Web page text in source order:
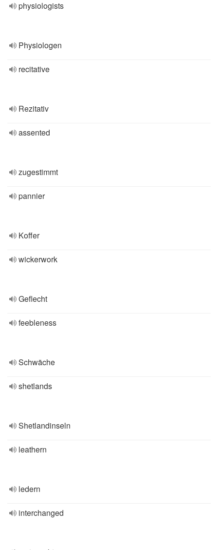
physiologists
Physiologen
recitative
Rezitativ
assented
zugestimmt
pannier
Koffer
wickerwork
Geflecht
feebleness
Schwäche
shetlands
Shetlandinseln
leathern
ledern
interchanged